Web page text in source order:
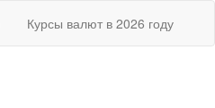
Курсы валют в 2026 году